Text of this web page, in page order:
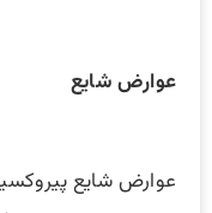
عوارض شایع
عوارض شایع